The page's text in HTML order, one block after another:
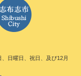
日曜日、祝日、及び12月